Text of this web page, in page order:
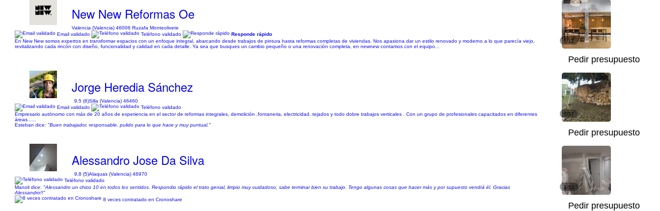
New New Reformas Oe
Valencia (Valencia) 46006 Ruzafa Monteolivete
Email validado
Teléfono validado
Responde rápido
En New New somos expertos en transformar espacios con un enfoque integral, abarcando desde trabajos de pintura hasta reformas completas de viviendas. Nos apasiona dar un estilo renovado y moderno a lo que parecía viejo,
revitalizando cada rincón con diseño, funcionalidad y calidad en cada detalle. Ya sea que busques un cambio pequeño o una renovación completa, en newnew contamos con el equipo...
1/12
Pedir presupuesto
Jorge Heredia Sánchez
9,5 (6)Silla (Valencia) 46460
Email validado
Teléfono validado
Empresario autónomo con más de 20 años de experiencia en el sector de reformas integrales, demolición ,fontaneria, electricidad, tejados y todo dobre trabajos verticales . Con un grupo de profesionales capacitados en diferentes
áreas......
Esteban dice: "Buen trabajador, responsable, pulido para lo que hace y muy puntual."
1/37
Pedir presupuesto
Alessandro Jose Da Silva
9,8 (5)Alaquas (Valencia) 46970
Teléfono validado
Manoli dice: "Alessandro un chico 10 en todos los sentidos. Respondio rápido el trato genial, limpio muy cuidadoso, sabe terminar bien su trabajo. Tengo algunas cosas que hacer más y por supuesto vendrá él. Gracias
Alessandro!!"
8 veces contratado en Cronoshare
1/53
Pedir presupuesto